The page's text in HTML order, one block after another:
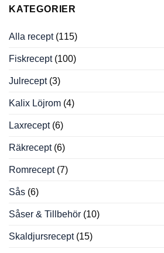
KATEGORIER
Alla recept(115)
Fiskrecept(100)
Julrecept(3)
Kalix Löjrom (4)
Laxrecept(6)
Räkrecept(6)
Romrecept(7)
Sås (6)
Såser & Tillbehör (10)
Skaldjursrecept(15)